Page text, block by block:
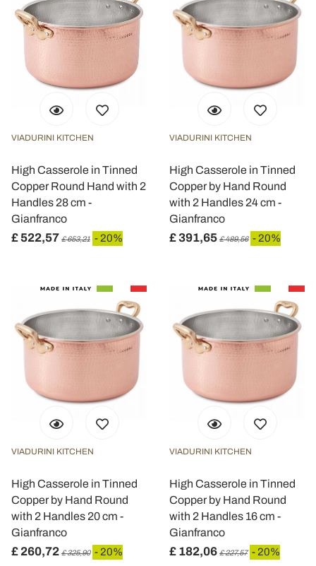
VIADURINI KITCHEN
High Casserole in Tinned
Copper Round Hand with 2
Handles 28 cm -
Gianfranco
£ 522,57 £ 653,21 - 20%
VIADURINI KITCHEN
High Casserole in Tinned
Copper by Hand Round
with 2 Handles 24 cm -
Gianfranco
£ 391,65 £ 489,56 - 20%
VIADURINI KITCHEN
High Casserole in Tinned
Copper by Hand Round
with 2 Handles 20 cm -
Gianfranco
£ 260,72 £ 325,90 - 20%
VIADURINI KITCHEN
High Casserole in Tinned
Copper by Hand Round
with 2 Handles 16 cm -
Gianfranco
£ 182,06 £ 227,57 - 20%